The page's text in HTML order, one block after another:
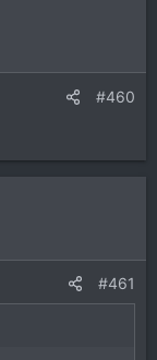
#460
#461